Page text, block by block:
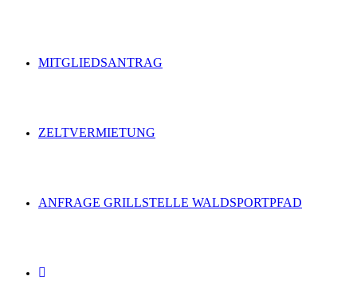
MITGLIEDSANTRAG
ZELTVERMIETUNG
ANFRAGE GRILLSTELLE WALDSPORTPFAD
WEBSITE-